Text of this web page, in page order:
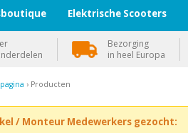
› Producten
/ Monteur Medewerkers gezocht:
Elektrische Scooters
Bezorging
in heel Europa